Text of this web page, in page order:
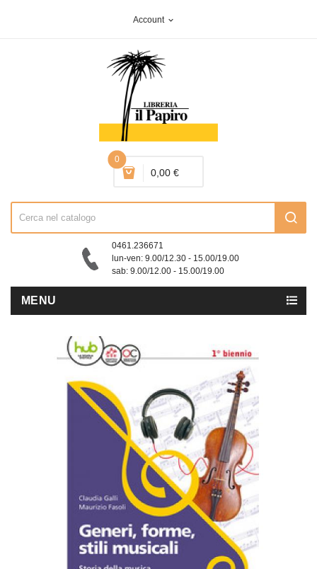
Account expand_more
0
0,00 €
0461.236671
lun-ven: 9.00/12.30 - 15.00/19.00
sab: 9.00/12.00 - 15.00/19.00
MENU